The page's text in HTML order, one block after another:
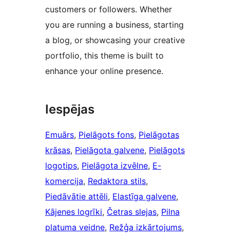
customers or followers. Whether
you are running a business, starting
a blog, or showcasing your creative
portfolio, this theme is built to
enhance your online presence.
Iespējas
Emuārs, Pielāgots fons, Pielāgotas
krāsas, Pielāgota galvene, Pielāgots
logotips, Pielāgota izvēlne, E-
komercija, Redaktora stils
Piedāvātie attēli, Elastīga galvene
Kājenes logrīki, Četras slejas, Pilna
platuma veidne, Režģa izkārtojums